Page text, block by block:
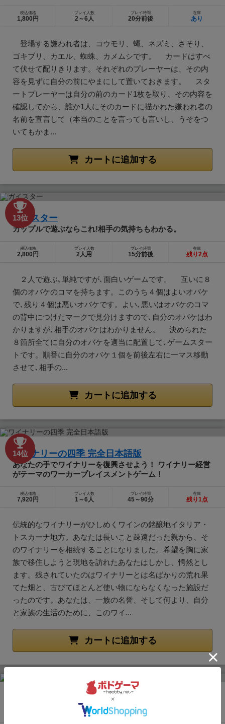
税込価格
1,800円
プレイ人数
2～6人
プレイ時間
20分前後
在庫
あり
登場する嫌われ者は、コウモリ、蝿、ネズミ、さそり、
ゴキブリ、カエル、蜘蛛、カメムシです。 カードはすべ
て伏せて配りきります。それぞれのプレーヤーは、その内
容を見ずに自分の前にやまにして置いておきます。 スタ
ートプレーヤーは自分の前のカード1枚を取り、その内容を
確認してから、誰か1人にそのカードに描かれた嫌われ者の
名前を宣言して（本当のことを言っても言いし、うそをつ
いてもかま...
カートに追加する
13位
ガイスター
カップルで遊ぶならこれ!相手の気持ちもわかる。
税込価格
2,800円
プレイ人数
2人用
プレイ時間
15分前後
在庫
残り2点
２人で遊ぶ､単純ですが､面白いゲームです。 互いに８
個のオバケのコマを持ちます。このうち４個はよいオバケ
で､残り４個は悪いオバケです。よい､悪いはオバケのコマ
の背中につけたマークで見分けますので､自分のオバケはわ
かりますが､相手のオバケはわかりません。 決められた
８箇所全てに自分のオバケを適当に配置して､ゲームスター
トです。順番に自分のオバケ１個を前後左右に一マス移動
させて､相手の...
カートに追加する
14位
ワイナリーの四季 完全日本語版
あなたの手でワイナリーを復興させよう！ ワイナリー経営
がテーマのワーカープレイスメントゲーム！
税込価格
7,920円
プレイ人数
1～6人
プレイ時間
45～90分
在庫
残り1点
伝統的なワイナリーがひしめくワインの銘醸地イタリア・
トスカーナ地方。あなたは長いこと疎遠だった親から、そ
のワイナリーを相続することになりました。希望を胸に家
族で移住しようと現地を訪れたあなたはしかし、愕然とし
ます。残されていたのはワイナリーとは名ばかりの荒れ果
てた畑と、古びてほとんど使い物にならなくなった施設だ
ったのです。あなたは、一族の名誉、そして何より、自分
と家族の生活のために、このワイ...
カートに追加する
可愛い木のおばけコマ。脳をひねって全力スピード勝負。